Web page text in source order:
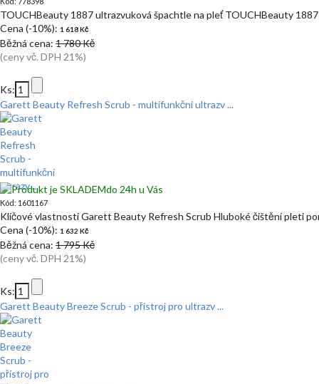
TOUCHBeauty 1887 ultrazvuková špachtle na pleť TOUCHBeauty
Cena (-10%): 1 618 Kč
Běžná cena: 1 780 Kč
(ceny vč. DPH 21%)
Ks:
Garett Beauty Refresh Scrub - multifunkční ultrazv ...
do 24h u Vás
Kód: 1601167
Klíčové vlastnosti Garett Beauty Refresh Scrub Hluboké čištění pleti
Cena (-10%): 1 632 Kč
Běžná cena: 1 795 Kč
(ceny vč. DPH 21%)
Ks:
Garett Beauty Breeze Scrub - přístroj pro ultrazv ...